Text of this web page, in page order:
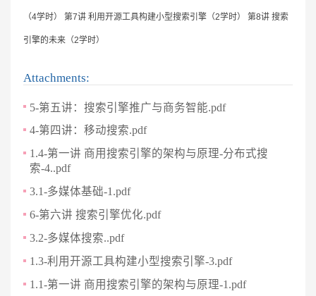
（4学时） 第7讲 利用开源工具构建小型搜索引擎（2学时） 第8讲 搜索
引擎的未来（2学时）
Attachments:
5-第五讲：搜索引擎推广与商务智能.pdf
4-第四讲：移动搜索.pdf
1.4-第一讲 商用搜索引擎的架构与原理-分布式搜
索-4..pdf
3.1-多媒体基础-1.pdf
6-第六讲 搜索引擎优化.pdf
3.2-多媒体搜索..pdf
1.3-利用开源工具构建小型搜索引擎-3.pdf
1.1-第一讲 商用搜索引擎的架构与原理-1.pdf